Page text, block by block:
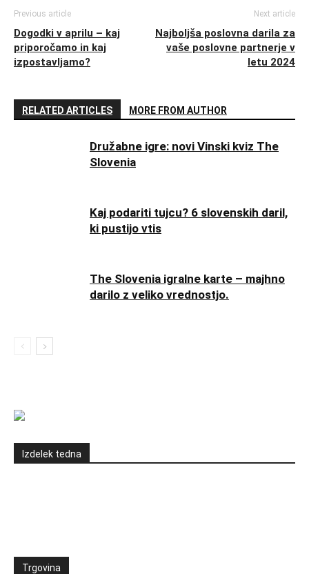
Previous article
Dogodki v aprilu – kaj
priporočamo in kaj
izpostavljamo?
Next article
Najboljša poslovna darila za
vaše poslovne partnerje v
letu 2024
RELATED ARTICLES MORE FROM AUTHOR
Družabne igre: novi Vinski kviz The
Slovenia
Kaj podariti tujcu? 6 slovenskih daril,
ki pustijo vtis
The Slovenia igralne karte – majhno
darilo z veliko vrednostjo.
Izdelek tedna
Trgovina